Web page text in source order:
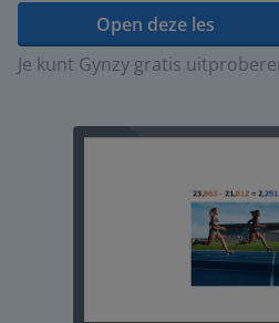
Open deze les
Je kunt Gynzy gratis